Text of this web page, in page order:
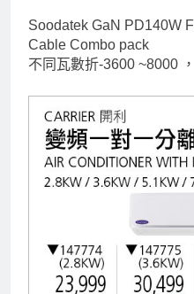
Soodatek GaN PD140W
Cable Combo pack
不同瓦數折-3600 ~8000 ，